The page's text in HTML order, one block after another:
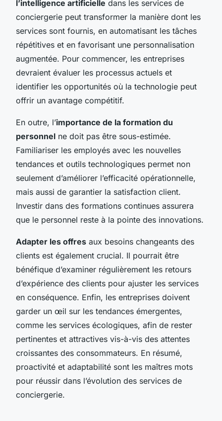
l’intelligence artificielle dans les services de
conciergerie peut transformer la manière dont les
services sont fournis, en automatisant les tâches
répétitives et en favorisant une personnalisation
augmentée. Pour commencer, les entreprises
devraient évaluer les processus actuels et
identifier les opportunités où la technologie peut
offrir un avantage compétitif.
En outre, l’importance de la formation du
personnel ne doit pas être sous-estimée.
Familiariser les employés avec les nouvelles
tendances et outils technologiques permet non
seulement d’améliorer l’efficacité opérationnelle,
mais aussi de garantier la satisfaction client.
Investir dans des formations continues assurera
que le personnel reste à la pointe des innovations.
Adapter les offres aux besoins changeants des
clients est également crucial. Il pourrait être
bénéfique d’examiner régulièrement les retours
d’expérience des clients pour ajuster les services
en conséquence. Enfin, les entreprises doivent
garder un œil sur les tendances émergentes,
comme les services écologiques, afin de rester
pertinentes et attractives vis-à-vis des attentes
croissantes des consommateurs. En résumé,
proactivité et adaptabilité sont les maîtres mots
pour réussir dans l’évolution des services de
conciergerie.